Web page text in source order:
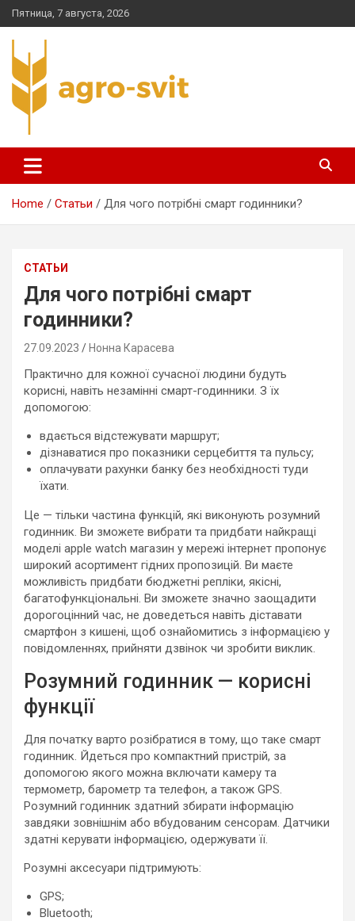
Skip
to
content
Пятница, 7 августа, 2026
agro-svit.com.ua
Home Статьи Для чого потрібні смарт годинники?
СТАТЬИ
Для чого потрібні смарт
годинники?
27.09.2023 Нонна Карасева
Практично для кожної сучасної людини будуть
корисні, навіть незамінні смарт-годинники. З їх
допомогою:
вдається відстежувати маршрут;
дізнаватися про показники серцебиття та пульсу;
оплачувати рахунки банку без необхідності туди
їхати.
Це — тільки частина функцій, які виконують розумний
годинник. Ви зможете вибрати та придбати найкращі
моделі apple watch магазин у мережі інтернет пропонує
широкий асортимент гідних пропозицій. Ви маєте
можливість придбати бюджетні репліки, якісні,
багатофункціональні. Ви зможете значно заощадити
дорогоцінний час, не доведеться навіть діставати
смартфон з кишені, щоб ознайомитись з інформацією у
повідомленнях, прийняти дзвінок чи зробити виклик.
Розумний годинник — корисні
функції
Для початку варто розібратися в тому, що таке смарт
годинник. Йдеться про компактний пристрій, за
допомогою якого можна включати камеру та
термометр, барометр та телефон, а також GPS.
Розумний годинник здатний збирати інформацію
завдяки зовнішнім або вбудованим сенсорам. Датчики
здатні керувати інформацією, одержувати її.
Розумні аксесуари підтримують:
GPS;
Bluetooth;